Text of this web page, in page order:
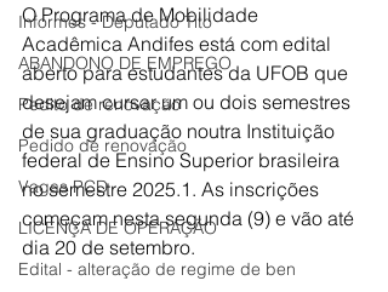
Informes - Deputado Tito
ABANDONO DE EMPREGO
Pedito de renovação
Pedido de renovação
Vagas PCD
LICENÇA DE OPERAÇÃO
Edital - alteração de regime de ben
O Programa de Mobilidade
Acadêmica Andifes está com edital
aberto para estudantes da UFOB que
desejam cursar um ou dois semestres
de sua graduação noutra Instituição
federal de Ensino Superior brasileira
no semestre 2025.1. As inscrições
começam nesta segunda (9) e vão até
dia 20 de setembro.